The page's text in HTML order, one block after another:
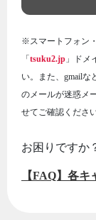
※スマートフォン
「 tsuku2.jp 」ドメ
い。また、gmailな
のメールが迷惑メ
せてご確認ください
お困りですか
【FAQ】各